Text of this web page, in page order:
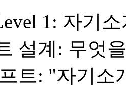
1: 자기
설계: 무엇
트: "자기소